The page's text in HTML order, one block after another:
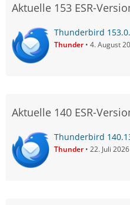
Aktuelle 153 ESR-
Thunderbird
Thunder 4. August
Aktuelle 140 ESR-
Thunderbird
Thunder 22. Juli